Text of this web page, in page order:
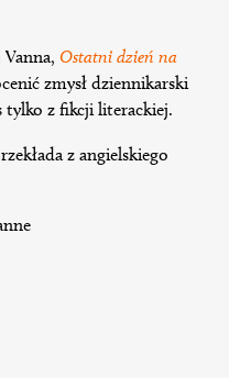
Ostatni dzień na
zmysł dziennikarski
tylko z fikcji literackiej.
z angielskiego